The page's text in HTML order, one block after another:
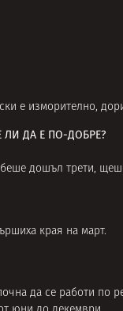
е изморително,
ДА Е ПО-ДОБРЕ?
беше дошъл трети,
края на март.
да се работи по